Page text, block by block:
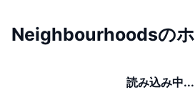
Neighbourhoodsの
読み込み中...